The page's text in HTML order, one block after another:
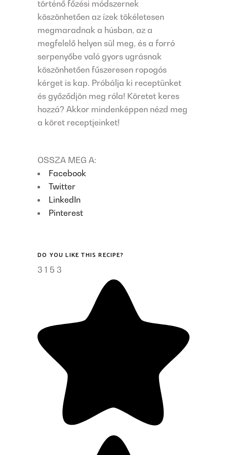
történő főzési módszernek
köszönhetően az ízek tökéletesen
megmaradnak a húsban, az a
megfelelő helyen sül meg, és a forró
serpenyőbe való gyors ugrásnak
köszönhetően fűszeresen ropogós
kérget is kap. Próbálja ki receptünket
és győződjön meg róla! Köretet keres
hozzá? Akkor mindenképpen nézd meg
a köret receptjeinket!
OSSZA MEG A:
Facebook
Twitter
LinkedIn
Pinterest
DO YOU LIKE THIS RECIPE?
3 1 5 3